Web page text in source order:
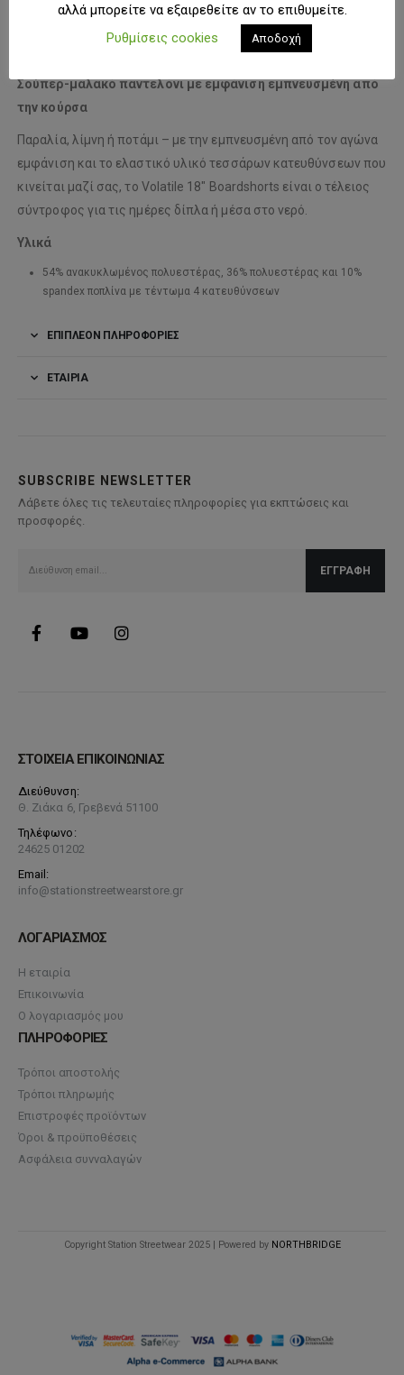
Σούπερ-μαλακό παντελόνι με εμφάνιση εμπνευσμένη από
την κούρσα
Παραλία, λίμνη ή ποτάμι – με την εμπνευσμένη από τον αγώνα
εμφάνιση και το ελαστικό υλικό τεσσάρων κατευθύνσεων που
κινείται μαζί σας, το Volatile 18″ Boardshorts είναι ο τέλειος
σύντροφος για τις ημέρες δίπλα ή μέσα στο νερό.
Υλικά
54% ανακυκλωμένος πολυεστέρας, 36% πολυεστέρας και 10%
spandex ποπλίνα με τέντωμα 4 κατευθύνσεων
ΕΠΙΠΛΈΟΝ ΠΛΗΡΟΦΟΡΊΕΣ
ΕΤΑΙΡΊΑ
SUBSCRIBE NEWSLETTER
Λάβετε όλες τις τελευταίες πληροφορίες για εκπτώσεις και
προσφορές.
ΣΤΟΙΧΕΙΑ ΕΠΙΚΟΙΝΩΝΙΑΣ
Διεύθυνση:
Θ. Ζιάκα 6, Γρεβενά 51100
Τηλέφωνο:
24625 01202
Email:
info@stationstreetwearstore.gr
ΛΟΓΑΡΙΑΣΜΟΣ
Η εταιρία
Επικοινωνία
Ο λογαριασμός μου
ΠΛΗΡΟΦΟΡΙΕΣ
Τρόποι αποστολής
Τρόποι πληρωμής
Επιστροφές προϊόντων
Όροι & προϋποθέσεις
Ασφάλεια συνναλαγών
Copyright Station Streetwear 2025 | Powered by NORTHBRIDGE
αλλά μπορείτε να εξαιρεθείτε αν το επιθυμείτε.
Ρυθμίσεις cookies
Αποδοχή